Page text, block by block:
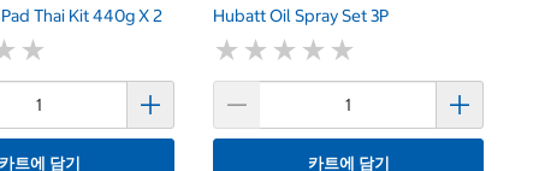
Thai Kit 440g X 2
★
★
트에 담기
Hubatt Oil Spray Set 3P
★ ★ ★ ★ ★
★ ★ ★ ★ ★
카트에 담기